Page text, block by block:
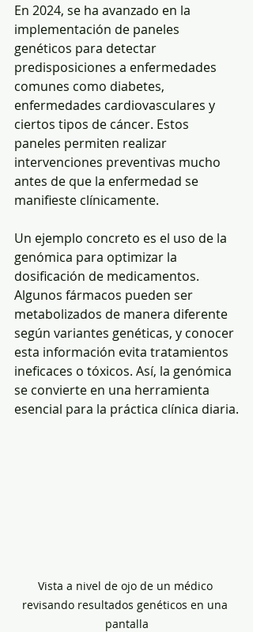
En 2024, se ha avanzado en la
implementación de paneles
genéticos para detectar
predisposiciones a enfermedades
comunes como diabetes,
enfermedades cardiovasculares y
ciertos tipos de cáncer. Estos
paneles permiten realizar
intervenciones preventivas mucho
antes de que la enfermedad se
manifieste clínicamente.
Un ejemplo concreto es el uso de la
genómica para optimizar la
dosificación de medicamentos.
Algunos fármacos pueden ser
metabolizados de manera diferente
según variantes genéticas, y conocer
esta información evita tratamientos
ineficaces o tóxicos. Así, la genómica
se convierte en una herramienta
esencial para la práctica clínica diaria.
Vista a nivel de ojo de un médico
revisando resultados genéticos en una
pantalla